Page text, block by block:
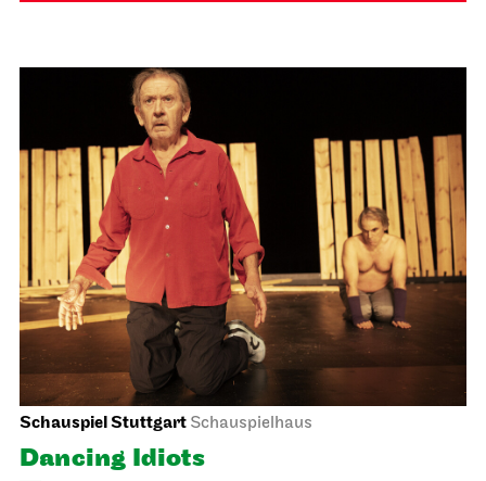
Schauspiel Stuttgart Schauspielhaus
Dancing Idiots